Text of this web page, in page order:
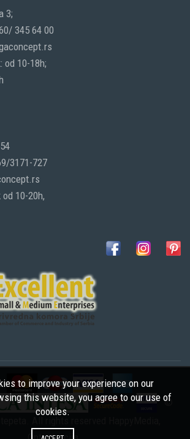
3;
345 64 00
od 10-18h;
3171-727
10-20h,
©
to improve your experience on our
this website, you agree to our use of
cookies.